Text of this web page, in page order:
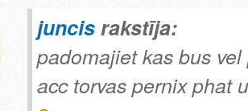
juncisrakstīja:
padomajiet kas bus
acc torvas pernix phat